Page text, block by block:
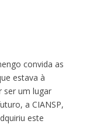
convida as
estava à
ser um lugar
a CIANSP,
este